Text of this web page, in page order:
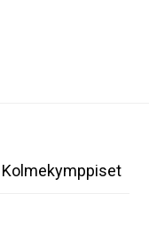
Kolmekymppiset